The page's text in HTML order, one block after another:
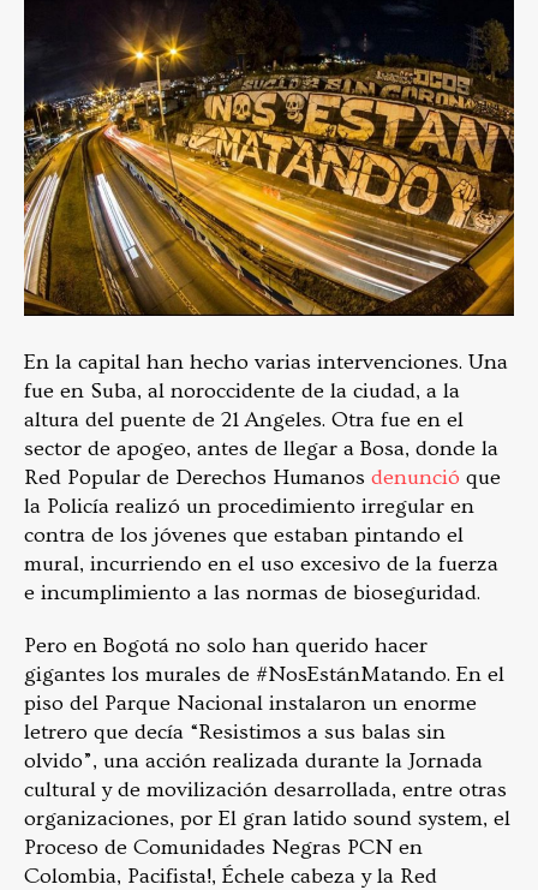
En la capital han hecho varias intervenciones. Una
fue en Suba, al noroccidente de la ciudad, a la
altura del puente de 21 Angeles. Otra fue en el
sector de apogeo, antes de llegar a Bosa, donde la
Red Popular de Derechos Humanos denunció que
la Policía realizó un procedimiento irregular en
contra de los jóvenes que estaban pintando el
mural, incurriendo en el uso excesivo de la fuerza
e incumplimiento a las normas de bioseguridad.
Pero en Bogotá no solo han querido hacer
gigantes los murales de #NosEstánMatando. En el
piso del Parque Nacional instalaron un enorme
letrero que decía “Resistimos a sus balas sin
olvido”, una acción realizada durante la Jornada
cultural y de movilización desarrollada, entre otras
organizaciones, por El gran latido sound system, el
Proceso de Comunidades Negras PCN en
Colombia, Pacifista!, Échele cabeza y la Red